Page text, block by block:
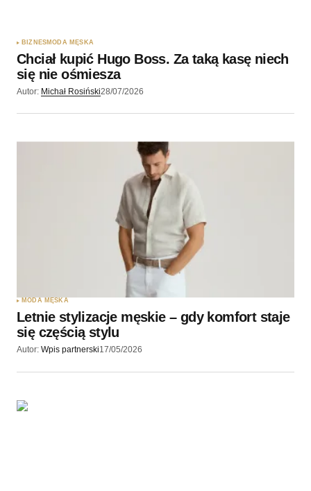
Wyślij komentarz
BIZNESMODA MĘSKA
Chciał kupić Hugo Boss. Za taką kasę niech
się nie ośmiesza
Autor: Michał Rosiński28/07/2026
MODA MĘSKA
Letnie stylizacje męskie – gdy komfort staje
się częścią stylu
Autor: Wpis partnerski17/05/2026